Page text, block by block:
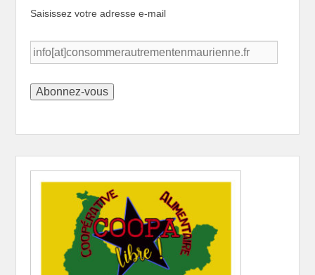
Saisissez votre adresse e-mail
info[at]consommerautrementenmaurienne.fr